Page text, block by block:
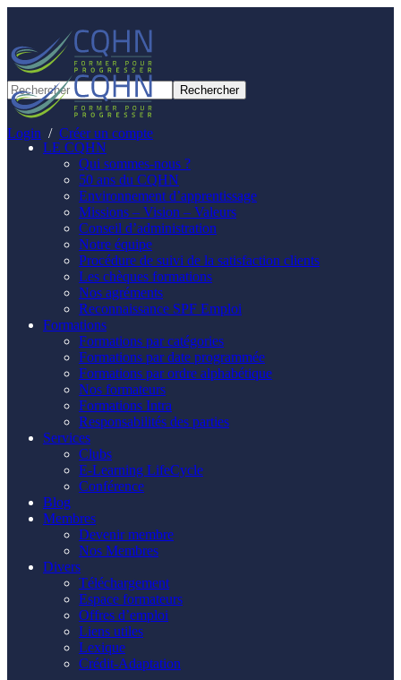
Login / Créer un compte
LE CQHN
Qui sommes-nous ?
50 ans du CQHN
Environnement d’apprentissage
Missions – Vision – Valeurs
Conseil d’administration
Notre équipe
Procédure de suivi de la satisfaction clients
Les chèques formations
Nos agréments
Reconnaissance SPF Emploi
Formations
Formations par catégories
Formations par date programmée
Formations par ordre alphabétique
Nos formateurs
Formations Intra
Responsabilités des parties
Services
Clubs
E-Learning LifeCycle
Conférence
Blog
Membres
Devenir membre
Nos Membres
Divers
Téléchargement
Espace formateurs
Offres d’emploi
Liens utiles
Lexique
Crédit-Adaptation
Panneau de gestion des cookies